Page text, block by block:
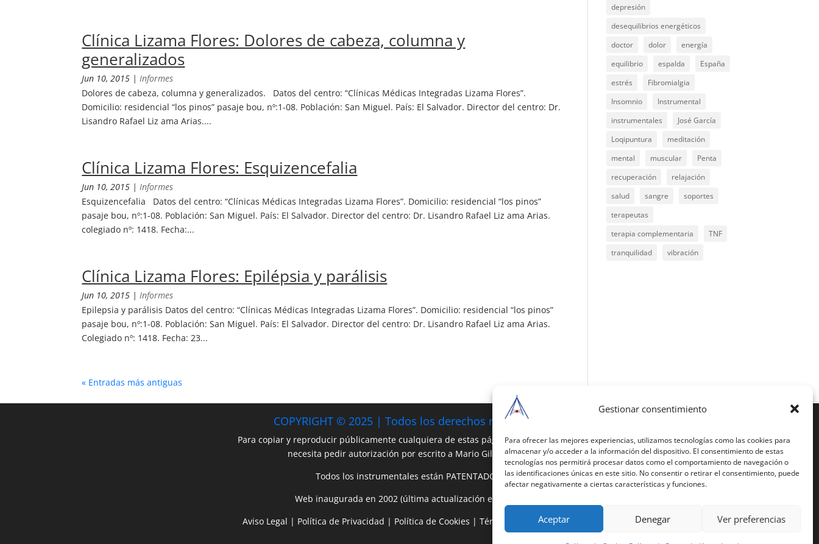
Gestionar consentimiento
Para ofrecer las mejores experiencias, utilizamos tecnologías como las cookies para
almacenar y/o acceder a la información del dispositivo. El consentimiento de estas
tecnologías nos permitirá procesar datos como el comportamiento de navegación o
las identificaciones únicas en este sitio. No consentir o retirar el consentimiento, puede
afectar negativamente a ciertas características y funciones.
Aceptar Denegar Ver preferencias
Clínica Lizama Flores: Dolores de cabeza, columna y
generalizados
Jun 10, 2015 |Informes
Dolores de cabeza, columna y generalizados. Datos del centro: “Clínicas Médicas Integradas Lizama Flores”.
Domicilio: residencial “los pinos” pasaje bou, nº:1-08. Población: San Miguel. País: El Salvador. Director del centro: Dr.
Lisandro Rafael Liz ama Arias....
Clínica Lizama Flores: Esquizencefalia
Jun 10, 2015 |Informes
Esquizencefalia Datos del centro: “Clínicas Médicas Integradas Lizama Flores”. Domicilio: residencial “los pinos”
pasaje bou, nº:1-08. Población: San Miguel. País: El Salvador. Director del centro: Dr. Lisandro Rafael Liz ama Arias.
colegiado nº: 1418. Fecha:...
Clínica Lizama Flores: Epilépsia y parálisis
Jun 10, 2015 |Informes
Epilepsia y parálisis Datos del centro: “Clínicas Médicas Integradas Lizama Flores”. Domicilio: residencial “los pinos”
pasaje bou, nº:1-08. Población: San Miguel. País: El Salvador. Director del centro: Dr. Lisandro Rafael Liz ama Arias.
Colegiado nº: 1418. Fecha: 23...
« Entradas más antiguas
depresión
desequilibrios energéticos
doctor
dolor
energía
equilibrio
espalda
España
estrés
Fibromialgia
Insomnio
Instrumental
instrumentales
José García
Loqipuntura
meditación
mental
muscular
Penta
recuperación
relajación
salud
sangre
soportes
terapeutas
terapia complementaria
TNF
tranquilidad
vibración
COPYRIGHT © 2025 | Todos los derechos reservados
Para copiar y reproducir públicamente cualquiera de estas páginas o parte de ellas,
necesita pedir autorización por escrito a Mario Gil Sánchez.
Todos los instrumentales están PATENTADOS.
Web inaugurada en 2002 (última actualización en 2025).
Aviso Legal | Política de Privacidad | Política de Cookies | Términos y Condiciones